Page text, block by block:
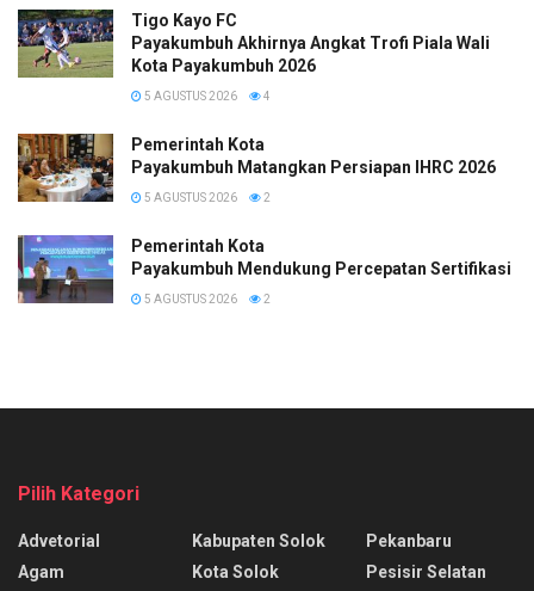
Tigo Kayo FC
Payakumbuh Akhirnya Angkat Trofi Piala Wali
Kota Payakumbuh 2026
5 AGUSTUS 2026 4
Pemerintah Kota
Payakumbuh Matangkan Persiapan IHRC 2026
5 AGUSTUS 2026 2
Pemerintah Kota
Payakumbuh Mendukung Percepatan Sertifikasi
5 AGUSTUS 2026 2
Pilih Kategori
Advetorial
Agam
Kabupaten Solok
Kota Solok
Pekanbaru
Pesisir Selatan